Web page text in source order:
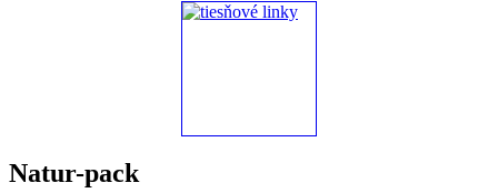
Natur-pack